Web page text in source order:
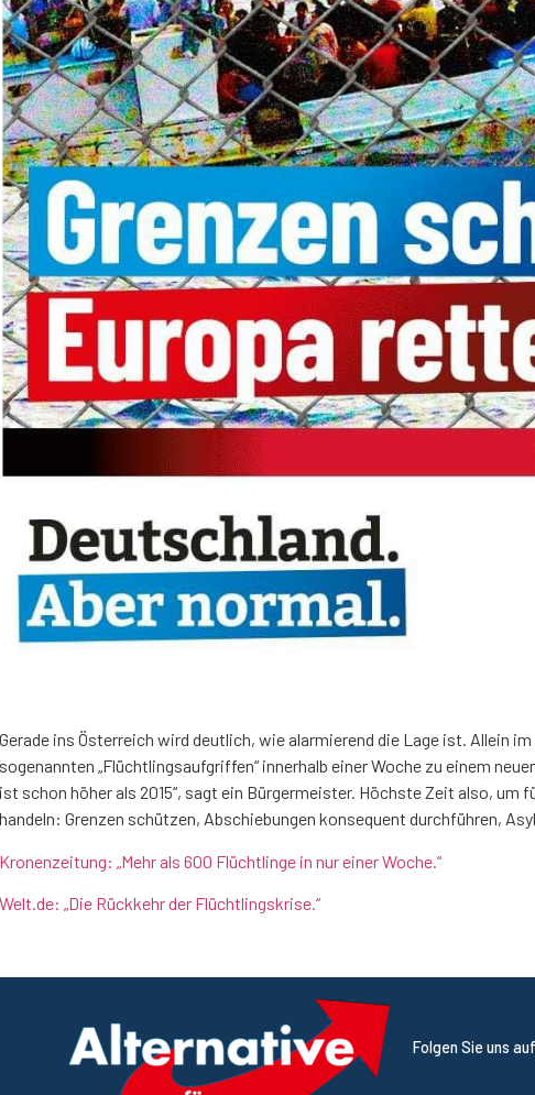
Gerade ins Österreich wird deutlich, wie alarmierend die Lage ist. Allein
sogenannten „Flüchtlingsaufgriffen“ innerhalb einer Woche zu einem
ist schon höher als 2015“, sagt ein Bürgermeister. Höchste Zeit also, um
handeln: Grenzen schützen, Abschiebungen konsequent durchführen,
Kronenzeitung: „Mehr als 600 Flüchtlinge in nur einer Woche.“
Welt.de: „Die Rückkehr der Flüchtlingskrise.“
Folgen Sie uns